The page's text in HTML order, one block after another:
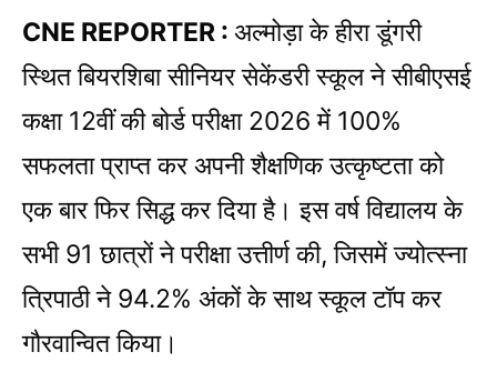
CNE REPORTER : अल्मोड़ा के हीरा डूंगरी
स्थित बियरशिबा सीनियर सेकेंडरी स्कूल ने सीबीएसई
कक्षा 12वीं की बोर्ड परीक्षा 2026 में 100%
सफलता प्राप्त कर अपनी शैक्षणिक उत्कृष्टता को
एक बार फिर सिद्ध कर दिया है। इस वर्ष विद्यालय के
सभी 91 छात्रों ने परीक्षा उत्तीर्ण की, जिसमें ज्योत्स्ना
त्रिपाठी ने 94.2% अंकों के साथ स्कूल टॉप कर
गौरवान्वित किया।